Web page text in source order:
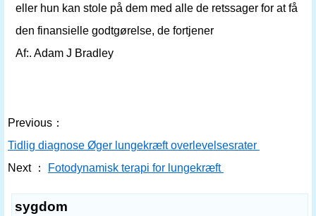
eller hun kan stole på dem med alle de retssager for at få
den finansielle godtgørelse, de fortjener
Af:. Adam J Bradley
Previous：
Tidlig diagnose Øger lungekræft overlevelsesrater
Next ：
Fotodynamisk terapi for lungekræft
sygdom